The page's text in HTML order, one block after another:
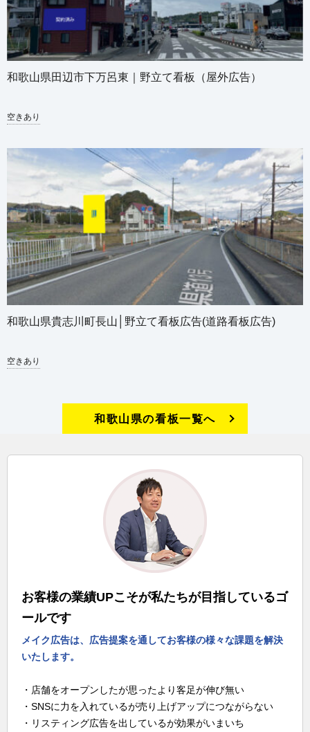
和歌山県田辺市下万呂東｜野立て看板（屋外広告）
空きあり
和歌山県貴志川町長山│野立て看板広告(道路看板広告)
空きあり
和歌山県の看板一覧へ
お客様の業績UPこそが私たちが目指しているゴ
ールです
メイク広告は、広告提案を通してお客様の様々な課題を解決
いたします。
・店舗をオープンしたが思ったより客足が伸び無い
・SNSに力を入れているが売り上げアップにつながらない
・リスティング広告を出しているが効果がいまいち